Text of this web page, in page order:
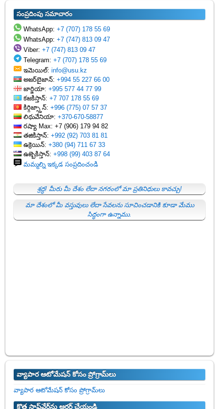
సంప్రదింపు సమాచారం
WhatsApp:+7 (707) 178 55 69
WhatsApp:+7 (747) 813 09 47
Viber:+7 (747) 813 09 47
Telegram:+7 (707) 178 55 69
ఇమెయిల్:info@usu.kz
అజర్‌బైజాన్:+994 55 227 66 00
జార్జియా:+995 577 44 77 99
కజకిస్తాన్:+7 707 178 55 69
కిర్గిజ్స్తాన్:+996 (775) 07 57 37
లిథువేనియా:+370-670-58877
రష్యా Max: +7 (906) 179 94 82
తజికిస్తాన్:+992 (92) 703 81 81
ఉక్రెయిన్:+380 (94) 711 67 33
ఉజ్బెకిస్తాన్:+998 (99) 403 87 64
మమ్మల్ని ఇక్కడ సంప్రదించండి
శ్రద్ధ! మీరు మీ దేశం లేదా నగరంలో మా ప్రతినిధులు కావచ్చు!
మా దేశంలో మీ వస్తువులు లేదా సేవలను సూచించడానికి కూడా మేము
సిద్ధంగా ఉన్నాము.
వ్యాపార ఆటోమేషన్ కోసం ప్రోగ్రామ్‌లు
వ్యాపార ఆటోమేషన్ కోసం ప్రోగ్రామ్‌లు
క్రొత్త సాఫ్ట్‌వేర్‌ను ఆర్డర్ చేయండి